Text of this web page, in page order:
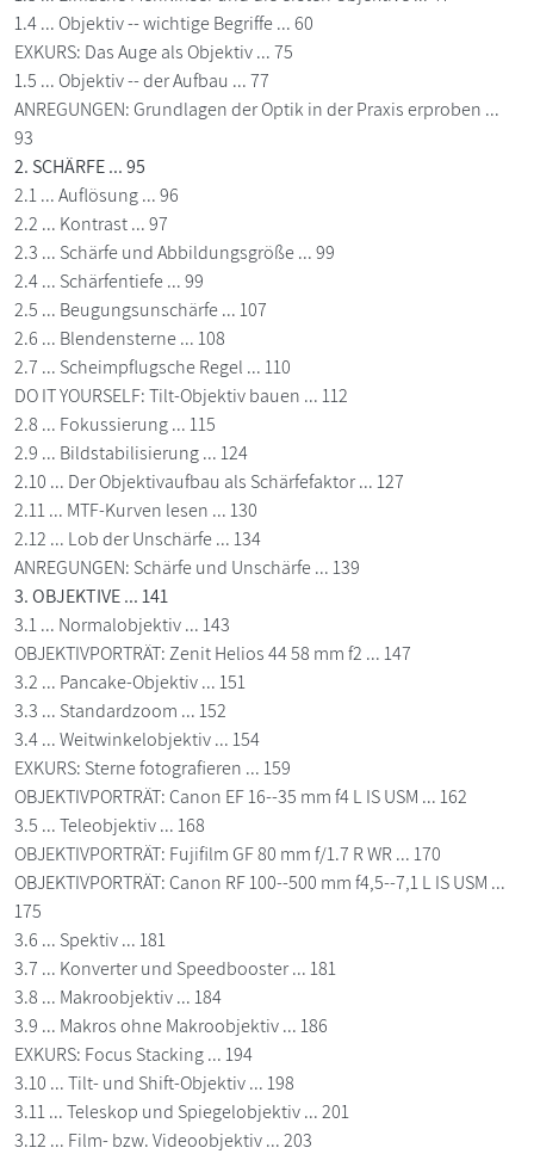
1.4 ... Objektiv -- wichtige Begriffe ... 60
EXKURS: Das Auge als Objektiv ... 75
1.5 ... Objektiv -- der Aufbau ... 77
ANREGUNGEN: Grundlagen der Optik in der Praxis erproben ...
93
2. SCHÄRFE ... 95
2.1 ... Auflösung ... 96
2.2 ... Kontrast ... 97
2.3 ... Schärfe und Abbildungsgröße ... 99
2.4 ... Schärfentiefe ... 99
2.5 ... Beugungsunschärfe ... 107
2.6 ... Blendensterne ... 108
2.7 ... Scheimpflugsche Regel ... 110
DO IT YOURSELF: Tilt-Objektiv bauen ... 112
2.8 ... Fokussierung ... 115
2.9 ... Bildstabilisierung ... 124
2.10 ... Der Objektivaufbau als Schärfefaktor ... 127
2.11 ... MTF-Kurven lesen ... 130
2.12 ... Lob der Unschärfe ... 134
ANREGUNGEN: Schärfe und Unschärfe ... 139
3. OBJEKTIVE ... 141
3.1 ... Normalobjektiv ... 143
OBJEKTIVPORTRÄT: Zenit Helios 44 58 mm f2 ... 147
3.2 ... Pancake-Objektiv ... 151
3.3 ... Standardzoom ... 152
3.4 ... Weitwinkelobjektiv ... 154
EXKURS: Sterne fotografieren ... 159
OBJEKTIVPORTRÄT: Canon EF 16--35 mm f4 L IS USM ... 162
3.5 ... Teleobjektiv ... 168
OBJEKTIVPORTRÄT: Fujifilm GF 80 mm f/1.7 R WR ... 170
OBJEKTIVPORTRÄT: Canon RF 100--500 mm f4,5--7,1 L IS USM ...
175
3.6 ... Spektiv ... 181
3.7 ... Konverter und Speedbooster ... 181
3.8 ... Makroobjektiv ... 184
3.9 ... Makros ohne Makroobjektiv ... 186
EXKURS: Focus Stacking ... 194
3.10 ... Tilt- und Shift-Objektiv ... 198
3.11 ... Teleskop und Spiegelobjektiv ... 201
3.12 ... Film- bzw. Videoobjektiv ... 203